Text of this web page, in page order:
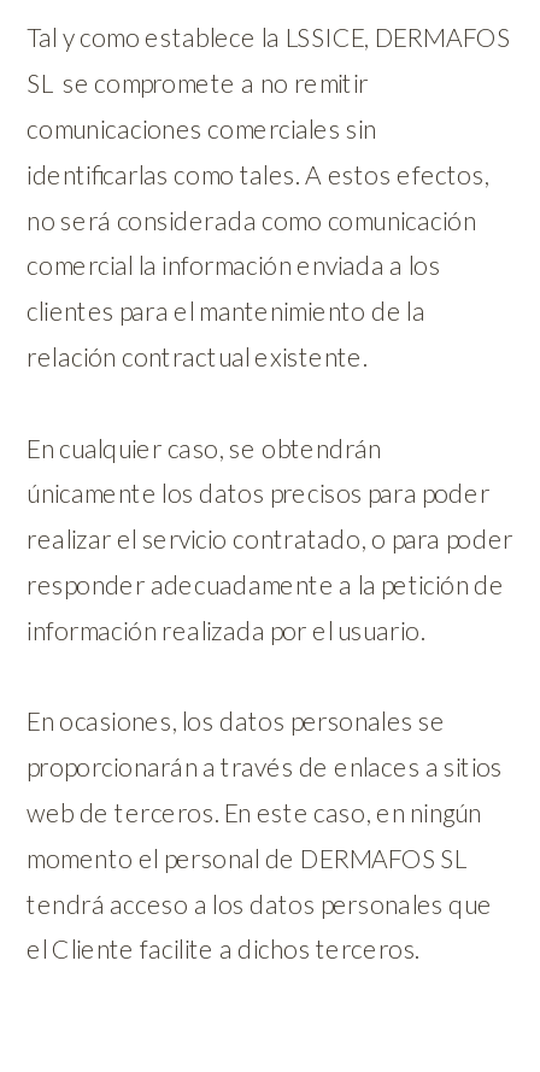
Tal y como establece la LSSICE, DERMAFOS
SL se compromete a no remitir
comunicaciones comerciales sin
identificarlas como tales. A estos efectos,
no será considerada como comunicación
comercial la información enviada a los
clientes para el mantenimiento de la
relación contractual existente.
En cualquier caso, se obtendrán
únicamente los datos precisos para poder
realizar el servicio contratado, o para poder
responder adecuadamente a la petición de
información realizada por el usuario.
En ocasiones, los datos personales se
proporcionarán a través de enlaces a sitios
web de terceros. En este caso, en ningún
momento el personal de DERMAFOS SL
tendrá acceso a los datos personales que
el Cliente facilite a dichos terceros.